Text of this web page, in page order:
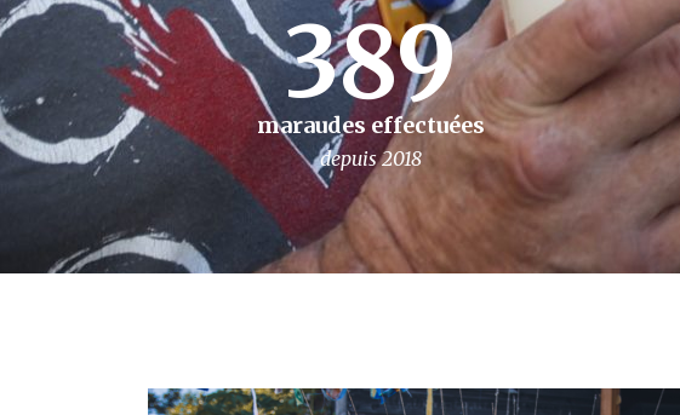
389
maraudes effectuées
depuis 2018